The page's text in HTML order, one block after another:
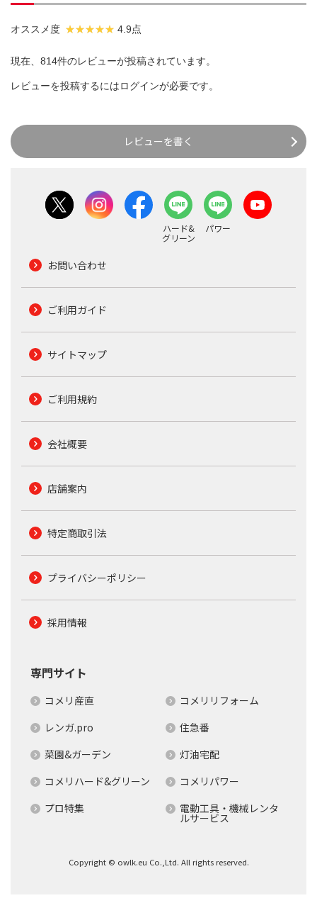
オススメ度 4.9点
現在、814件のレビューが投稿されています。
レビューを投稿するにはログインが必要です。
レビューを書く
ハード&
グリーン
パワー
お問い合わせ
ご利用ガイド
サイトマップ
ご利用規約
会社概要
店舗案内
特定商取引法
プライバシーポリシー
採用情報
専門サイト
コメリ産直
コメリリフォーム
レンガ.pro
住急番
菜園&ガーデン
灯油宅配
コメリハード&グリーン
コメリパワー
プロ特集
電動工具・機械レンタ
ルサービス
Copyright © owlk.eu Co.,Ltd. All rights reserved.